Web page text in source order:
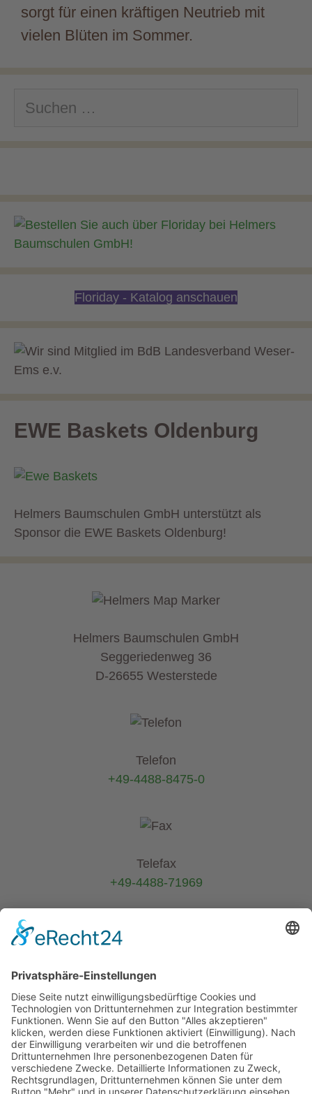
sorgt für einen kräftigen Neutrieb mit
vielen Blüten im Sommer.
nach:
Floriday - Katalog anschauen
EWE Baskets Oldenburg
Helmers Baumschulen GmbH unterstützt als
Sponsor die EWE Baskets Oldenburg!
Helmers Baumschulen GmbH
Seggeriedenweg 36
D-26655 Westerstede
Telefon
+49-4488-8475-0
Telefax
+49-4488-71969
info@helmers.de
Kein Pflanzenverkauf an Privatkunden-
Verkauf ausschließlich an Pflanzen-
Wiederverkäufer (B2B)